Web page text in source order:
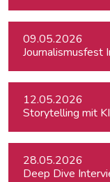
09.05.2026
Journalismusfest
12.05.2026
Storytelling mit KI
28.05.2026
Deep Dive